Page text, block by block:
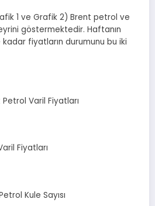
1 ve Grafik 2) Brent petrol ve
göstermektedir. Haftanın
kadar fiyatların durumunu bu iki
Varil Fiyatları
Fiyatları
Kule Sayısı